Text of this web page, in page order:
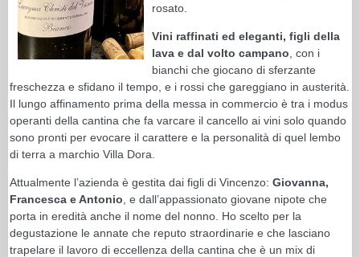
rosato.
Vini raffinati ed eleganti, figli della
lava e dal volto campano , con i
bianchi che giocano di sferzante
freschezza e sfidano il tempo, e i rossi che gareggiano in austerità.
Il lungo affinamento prima della messa in commercio è tra i modus
operanti della cantina che fa varcare il cancello ai vini solo quando
sono pronti per evocare il carattere e la personalità di quel lembo
di terra a marchio Villa Dora.
Attualmente l’azienda è gestita dai figli di Vincenzo: Giovanna,
Francesca e Antonio , e dall’appassionato giovane nipote che
porta in eredità anche il nome del nonno. Ho scelto per la
degustazione le annate che reputo straordinarie e che lasciano
trapelare il lavoro di eccellenza della cantina che è un mix di